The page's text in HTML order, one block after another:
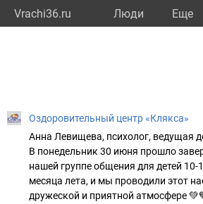
Vrachi36.ru Люди Eще
Оздоровительный центр «Клякса»
Анна Левищева, психолог, ведущая
В понедельник 30 июня прошло
нашей группе общения для детей 10-
месяца лета, и мы проводили этот
дружеской и приятной атмосфере